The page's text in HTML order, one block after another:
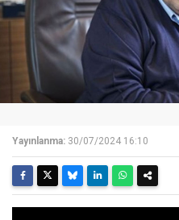
Yayınlanma: 30/07/2024 16:10